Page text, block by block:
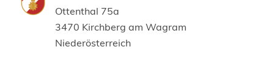
Ottenthal 75a
3470 Kirchberg am Wagram
Niederösterreich